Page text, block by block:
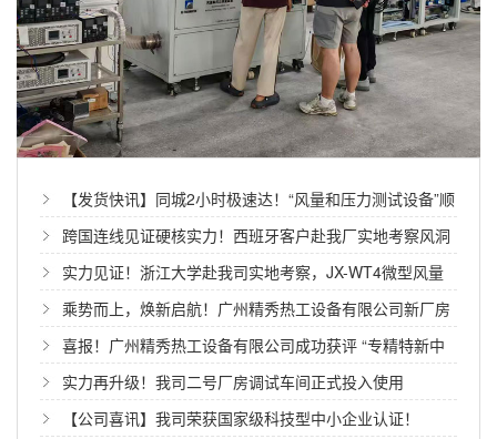
【发货快讯】同城2小时极速达！“风量和压力测试设备”顺
利发出
跨国连线见证硬核实力！西班牙客户赴我厂实地考察风洞
测试设备
实力见证！浙江大学赴我司实地考察，JX-WT4微型风量
测试台次日敲定合作
乘势而上，焕新启航！广州精秀热工设备有限公司新厂房
正式启用！
喜报！广州精秀热工设备有限公司成功获评 “专精特新中
小企业” 称号
实力再升级！我司二号厂房调试车间正式投入使用
【公司喜讯】我司荣获国家级科技型中小企业认证！